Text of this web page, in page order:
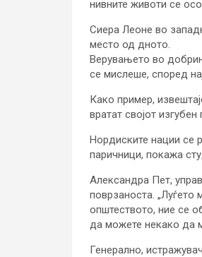
нивните животи се
Сиера Леоне во
место од дното.
Верувањето во
се мислеше, според
Како пример,
вратат својот
Нордиските нации се
паричници, покажа
Александра Пет,
поврзаноста.
општеството, ние се
да можете некако да
Генерално,